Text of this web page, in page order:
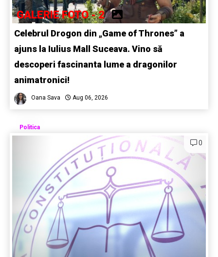
GALERIE FOTO - 2
Celebrul Drogon din „Game of Thrones” a
ajuns la Iulius Mall Suceava. Vino să
descoperi fascinanta lume a dragonilor
animatronici!
Oana Sava Aug 06, 2026
Politica
0